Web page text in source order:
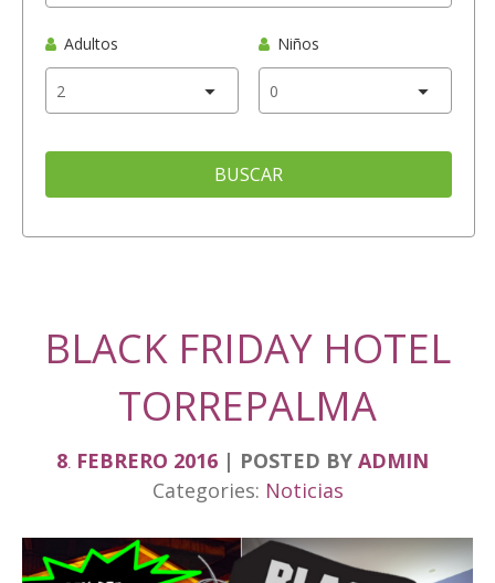
Adultos Niños
BUSCAR
BLACK FRIDAY HOTEL
TORREPALMA
8. FEBRERO 2016 POSTED BY ADMIN
Categories: Noticias